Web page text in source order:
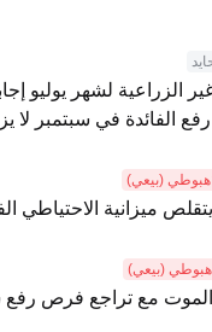
الزراعية لشهر يوليو
الفائدة في سبتمبر لا
هبوطي (بيعي)
الاحتياطي الفيدرالي
هبوطي (بيعي)
الموت مع تراجع فرص